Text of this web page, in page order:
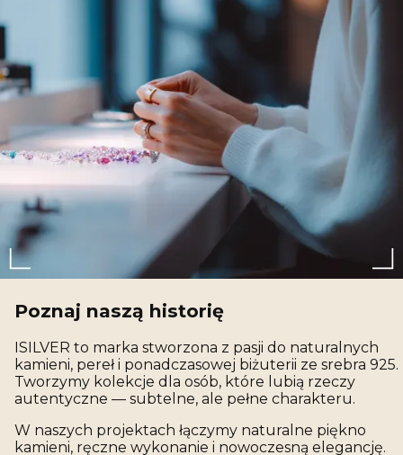
Poznaj naszą historię
ISILVER to marka stworzona z pasji do naturalnych
kamieni, pereł i ponadczasowej biżuterii ze srebra 925.
Tworzymy kolekcje dla osób, które lubią rzeczy
autentyczne — subtelne, ale pełne charakteru.
W naszych projektach łączymy naturalne piękno
kamieni, ręczne wykonanie i nowoczesną elegancję.